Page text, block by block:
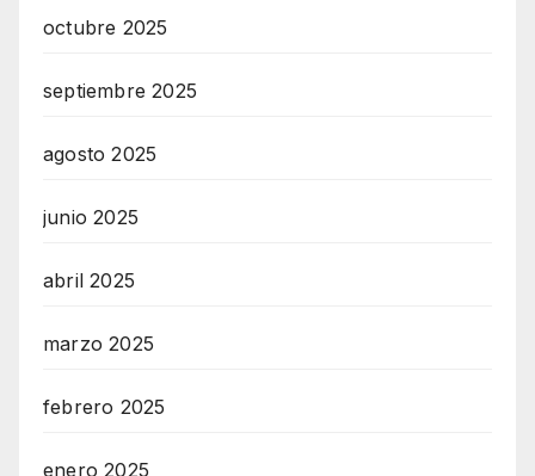
octubre 2025
septiembre 2025
agosto 2025
junio 2025
abril 2025
marzo 2025
febrero 2025
enero 2025